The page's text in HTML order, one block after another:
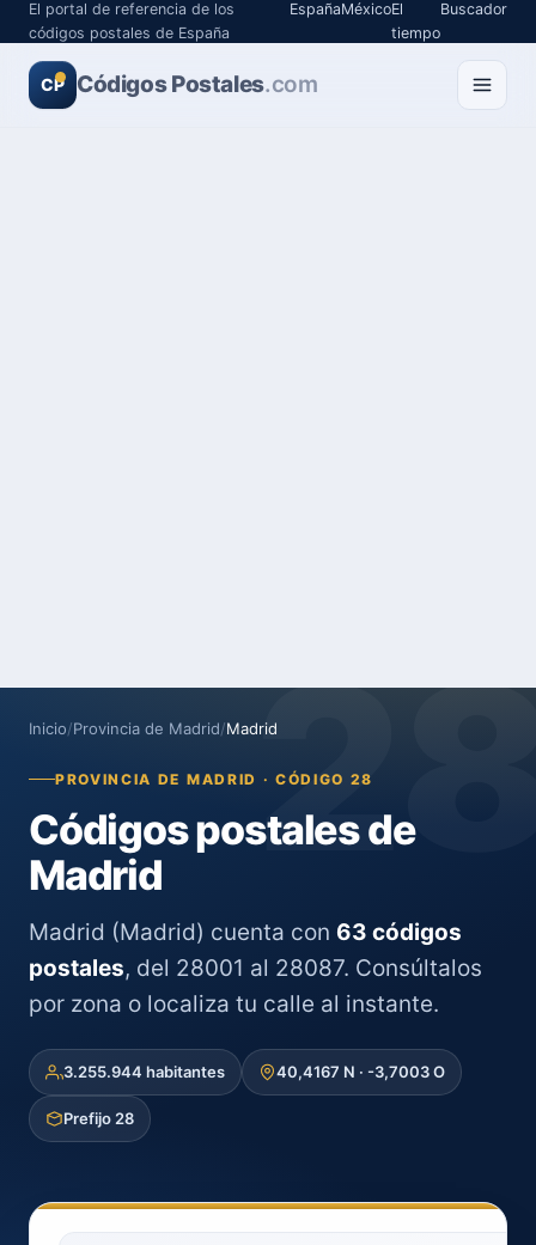
El portal de referencia de los
códigos postales de España
EspañaMéxicoEl
tiempo
Buscador
CP Códigos Postales.com
Inicio/Provincia de Madrid/Madrid
PROVINCIA DE MADRID · CÓDIGO 28
Códigos postales de
Madrid
Madrid (Madrid) cuenta con 63 códigos
postales, del 28001 al 28087. Consúltalos
por zona o localiza tu calle al instante.
3.255.944 habitantes 40,4167 N · -3,7003 O
Prefijo 28